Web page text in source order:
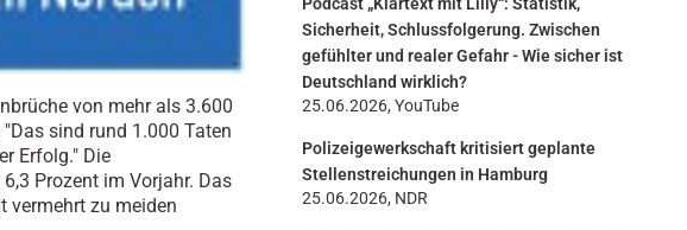
von mehr als 3.600
sind rund 1.000 Taten
Erfolg." Die
Prozent im Vorjahr. Das
vermehrt zu meiden
Podcast „Klartext mit Lilly“: Statistik,
Sicherheit, Schlussfolgerung. Zwischen
gefühlter und realer Gefahr - Wie sicher ist
Deutschland wirklich?
25.06.2026, YouTube
Polizeigewerkschaft kritisiert geplante
Stellenstreichungen in Hamburg
25.06.2026, NDR